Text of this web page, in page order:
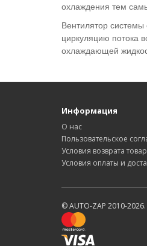
охлаждения тем
Вентилятор системы
циркуляцию потока
охлаждающей
Информация
О нас
Пользовательское
Условия возврата
Условия оплаты и
© AUTO-ZAP 2010-